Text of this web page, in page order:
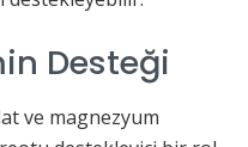
Desteği
ve magnezyum